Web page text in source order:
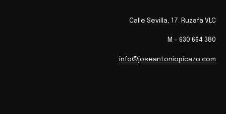
Calle Sevilla, 17. Ruzafa VLC
M – 630 664 380
info@joseantoniopicazo.com